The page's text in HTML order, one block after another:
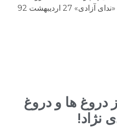
دروغ ها و دروغ
نژاد!